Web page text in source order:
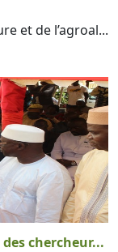
et de l’agroal...
chercheur...